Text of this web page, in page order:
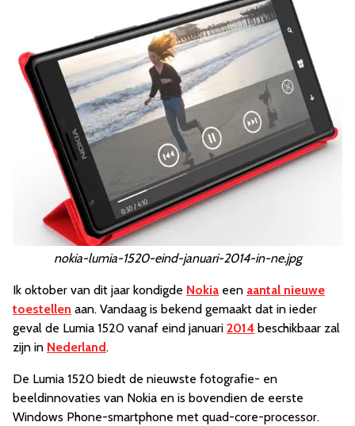
nokia-lumia-1520-eind-januari-2014-in-ne.jpg
Ik oktober van dit jaar kondigde Nokia een aantal nieuwe
toestellen aan. Vandaag is bekend gemaakt dat in ieder
geval de Lumia 1520 vanaf eind januari 2014 beschikbaar zal
zijn in Nederland.
De Lumia 1520 biedt de nieuwste fotografie- en
beeldinnovaties van Nokia en is bovendien de eerste
Windows Phone-smartphone met quad-core-processor.